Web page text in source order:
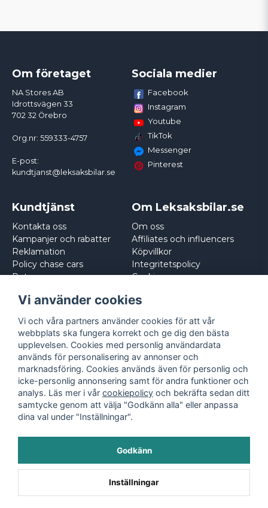
Om företaget
NA Stores AB
Idrottsvägen 33
702 32 Örebro
Org.nr: 559333-4757
E-post:
kundtjanst@leksaksbilar.se
Sociala medier
Facebook
Instagram
Youtube
TikTok
Messenger
Pinterest
Kundtjänst
Kontakta oss
Kampanjer och rabatter
Reklamation
Policy chase cars
Returnera
Om Leksaksbilar.se
Om oss
Affiliates och influencers
Köpvillkor
Integritetspolicy
Cookies
Vi använder cookies
Vi och våra partners använder cookies för att vår
webbplats ska fungera korrekt och ge dig den bästa
upplevelsen. Cookies med personlig användardata
används för personalisering av annonser och
marknadsföring. Cookies används även för personlig och
icke-personlig annonsering samt för andra funktioner och
analys. Läs mer i vår cookiepolicy och bekräfta sedan ditt
samtycke genom att välja "Godkänn alla" eller anpassa
dina val under "Inställningar".
Godkänn
Inställningar